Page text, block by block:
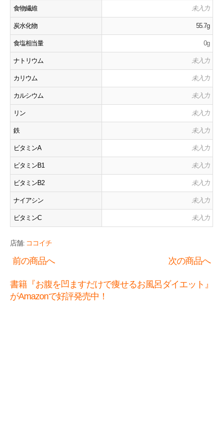
食物繊維 未入力
炭水化物 55.7g
食塩相当量 0g
ナトリウム 未入力
カリウム 未入力
カルシウム 未入力
リン 未入力
鉄 未入力
ビタミンA 未入力
ビタミンB1 未入力
ビタミンB2 未入力
ナイアシン 未入力
ビタミンC 未入力
店舗: ココイチ
前の商品へ 次の商品へ
書籍『お腹を凹ますだけで痩せるお風呂ダイエット』
がAmazonで好評発売中！